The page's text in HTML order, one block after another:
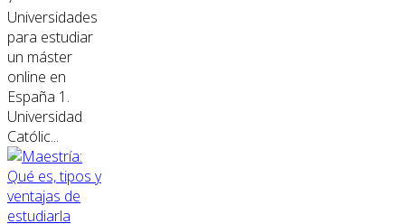
Universidades
para estudiar
un máster
online en
España 1.
Universidad
Católic...